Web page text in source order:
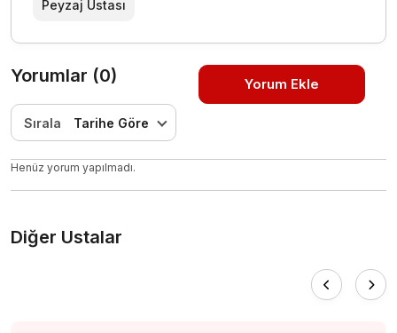
Peyzaj Ustası
Yorumlar (0) Yorum Ekle
Sırala Tarihe Göre
Henüz yorum yapılmadı.
Diğer Ustalar